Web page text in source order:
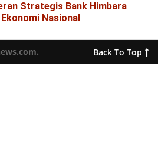
Strategis Bank Himbara
Nasional
Back To Top